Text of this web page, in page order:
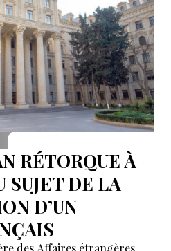
RÉTORQUE À
SUJET DE LA
D’UN
des Affaires étrangères.